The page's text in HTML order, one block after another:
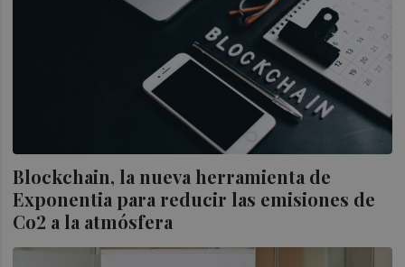
Blockchain, la nueva herramienta de
Exponentia para reducir las emisiones de
Co2 a la atmósfera